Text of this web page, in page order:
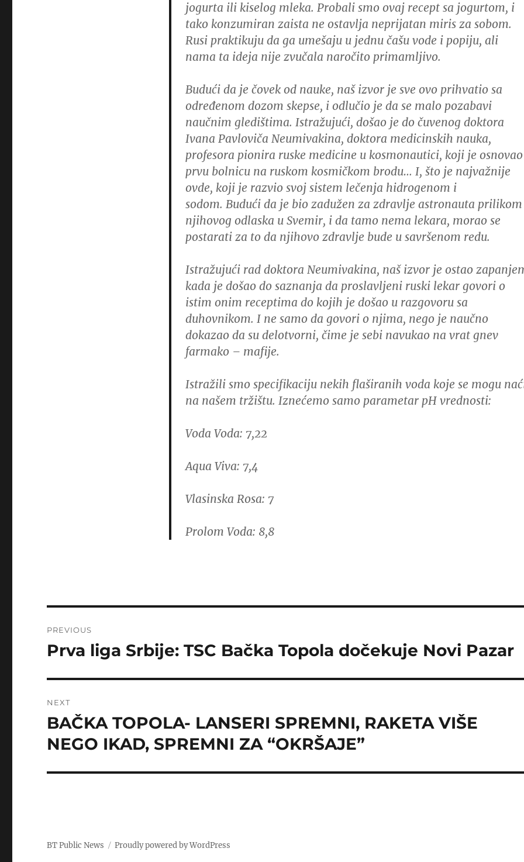
jogurta ili kiselog mleka. Probali smo ovaj recept sa jogurtom, i
tako konzumiran zaista ne ostavlja neprijatan miris za sobom.
Rusi praktikuju da ga umešaju u jednu čašu vode i popiju, ali
nama ta ideja nije zvučala naročito primamljivo.
Budući da je čovek od nauke, naš izvor je sve ovo prihvatio sa
određenom dozom skepse, i odlučio je da se malo pozabavi
naučnim gledištima. Istražujući, došao je do čuvenog doktora
Ivana Pavloviča Neumivakina, doktora medicinskih nauka,
profesora pionira ruske medicine u kosmonautici, koji je osnovao
prvu bolnicu na ruskom kosmičkom brodu… I, što je najvažnije
ovde, koji je razvio svoj sistem lečenja hidrogenom i
sodom. Budući da je bio zadužen za zdravlje astronauta prilikom
njihovog odlaska u Svemir, i da tamo nema lekara, morao se
postarati za to da njihovo zdravlje bude u savršenom redu.
Istražujući rad doktora Neumivakina, naš izvor je ostao
kada je došao do saznanja da proslavljeni ruski lekar govori o
istim onim receptima do kojih je došao u razgovoru sa
duhovnikom. I ne samo da govori o njima, nego je naučno
dokazao da su delotvorni, čime je sebi navukao na vrat gnev
farmako – mafije.
Istražili smo specifikaciju nekih flaširanih voda koje se mogu
na našem tržištu. Iznećemo samo parametar pH vrednosti:
Voda Voda: 7,22
Aqua Viva: 7,4
Vlasinska Rosa: 7
Prolom Voda: 8,8
navigation
PREVIOUS
Previous
Prva liga Srbije: TSC Bačka Topola dočekuje Novi Pazar
NEXT
Next
post:
BAČKA TOPOLA- LANSERI SPREMNI, RAKETA VIŠE
NEGO IKAD, SPREMNI ZA “OKRŠAJE”
BT Public News Proudly powered by WordPress